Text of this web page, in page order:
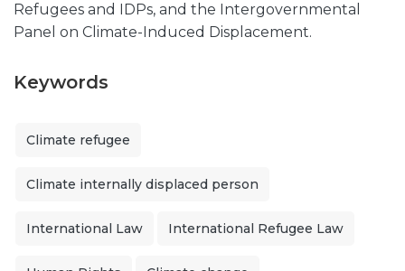
Refugees and IDPs, and the Intergovernmental
Panel on Climate-Induced Displacement.
Keywords
Climate refugee
Climate internally displaced person
International Law International Refugee Law